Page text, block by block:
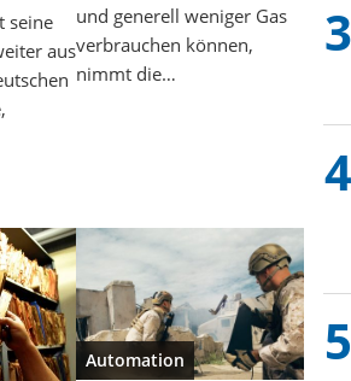
seine
aus
und generell weniger Gas
verbrauchen können,
nimmt die…
Automation